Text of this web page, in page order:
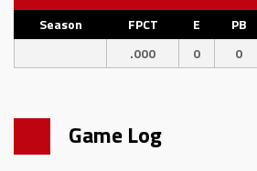
Season FPCT E PB
.000
0 0
Game Log